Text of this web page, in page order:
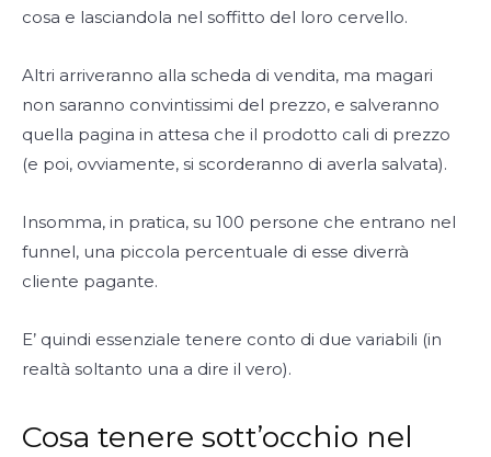
cosa e lasciandola nel soffitto del loro cervello.
Altri arriveranno alla scheda di vendita, ma magari
non saranno convintissimi del prezzo, e salveranno
quella pagina in attesa che il prodotto cali di prezzo
(e poi, ovviamente, si scorderanno di averla salvata).
Insomma, in pratica, su 100 persone che entrano nel
funnel, una piccola percentuale di esse diverrà
cliente pagante.
E’ quindi essenziale tenere conto di due variabili (in
realtà soltanto una a dire il vero).
Cosa tenere sott’occhio nel